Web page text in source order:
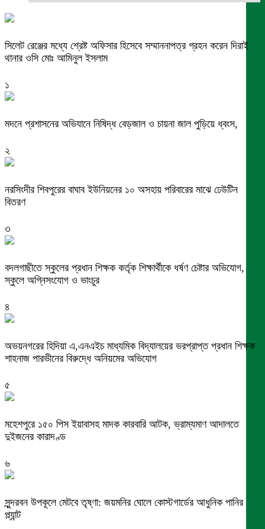
সিলেট রেঞ্জের মধ্যে শ্রেষ্ট অফিসার হিসেবে সম্মাননাপত্র গ্রহন করেন দিরাই
থানার ওসি মোঃ আমিনুল ইসলাম
১
মদনে প্রশাসনের অভিযানে নিষিদ্ধ বেড়জাল ও চায়না জাল পুড়িয়ে ধ্বংস,
২
নরসিংদীর শিবপুরের বাঘাব ইউনিয়নের ১০ অসহায় পরিবারের মাঝে ঢেউটিন
বিতরণ
৩
বদলগাছীতে স্কুলের প্রধান শিক্ষক কর্তৃক শিক্ষার্থীকে ধর্ষণ চেষ্টার অভিযোগ,
স্কুলে অগ্নিসংযোগ ও ভাংচুর
৪
অভয়নগরের হিদিয়া এ,এনএইচ মাধ্যমিক বিদ্যালয়ের ভরপ্রাপ্ত প্রধান শিক্ষক
শাহনাজ পারভীনের বিরুদ্ধে অনিয়মের অভিযোগ
৫
মহেশপুরে ১৫০ পিস ইয়াবাসহ মাদক কারবারি আটক, ভ্রাম্যমাণ আদালতে
দুইজনের কারাদণ্ড
৬
সুন্দরবন উপকূলে মেটবে তৃষ্ণা: জয়মনির ঘোলে কোস্টগার্ডের আধুনিক পানির
প্ল্যান্ট